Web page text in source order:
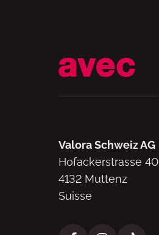
Valora Schweiz AG
Hofackerstrasse 40
4132 Muttenz
Suisse